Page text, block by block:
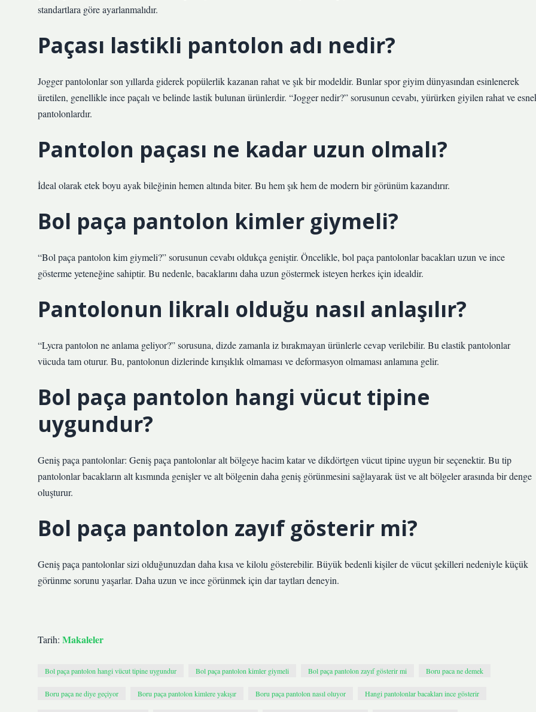
standartlara göre ayarlanmalıdır.
Paçası lastikli pantolon adı nedir?
Jogger pantolonlar son yıllarda giderek popülerlik kazanan rahat ve şık bir modeldir. Bunlar spor giyim dünyasından esinlenerek
üretilen, genellikle ince paçalı ve belinde lastik bulunan ürünlerdir. “Jogger nedir?” sorusunun cevabı, yürürken giyilen rahat ve
pantolonlardır.
Pantolon paçası ne kadar uzun olmalı?
İdeal olarak etek boyu ayak bileğinin hemen altında biter. Bu hem şık hem de modern bir görünüm kazandırır.
Bol paça pantolon kimler giymeli?
“Bol paça pantolon kim giymeli?” sorusunun cevabı oldukça geniştir. Öncelikle, bol paça pantolonlar bacakları uzun ve ince
gösterme yeteneğine sahiptir. Bu nedenle, bacaklarını daha uzun göstermek isteyen herkes için idealdir.
Pantolonun likralı olduğu nasıl anlaşılır?
“Lycra pantolon ne anlama geliyor?” sorusuna, dizde zamanla iz bırakmayan ürünlerle cevap verilebilir. Bu elastik pantolonlar
vücuda tam oturur. Bu, pantolonun dizlerinde kırışıklık olmaması ve deformasyon olmaması anlamına gelir.
Bol paça pantolon hangi vücut tipine
uygundur?
Geniş paça pantolonlar: Geniş paça pantolonlar alt bölgeye hacim katar ve dikdörtgen vücut tipine uygun bir seçenektir. Bu tip
pantolonlar bacakların alt kısmında genişler ve alt bölgenin daha geniş görünmesini sağlayarak üst ve alt bölgeler arasında bir denge
oluşturur.
Bol paça pantolon zayıf gösterir mi?
Geniş paça pantolonlar sizi olduğunuzdan daha kısa ve kilolu gösterebilir. Büyük bedenli kişiler de vücut şekilleri nedeniyle küçük
görünme sorunu yaşarlar. Daha uzun ve ince görünmek için dar taytları deneyin.
Tarih: Makaleler
Bol paça pantolon hangi vücut tipine uygundur Bol paça pantolon kimler giymeli Bol paça pantolon zayıf gösterir mi Boru paca ne demek
Boru paça ne diye geçiyor Boru paça pantolon kimlere yakışır Boru paça pantolon nasıl oluyor Hangi pantolonlar bacakları ince gösterir